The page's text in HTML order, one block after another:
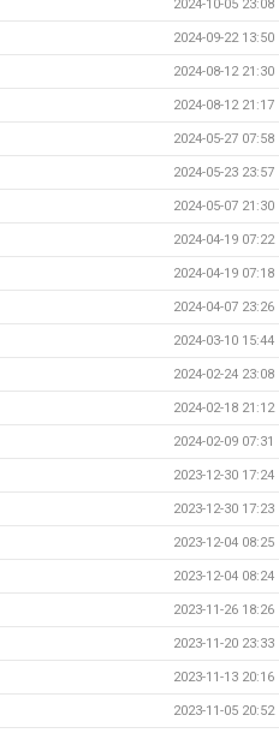
2024-10-05 23:08
2024-09-22 13:50
2024-08-12 21:30
2024-08-12 21:17
2024-05-27 07:58
2024-05-23 23:57
2024-05-07 21:30
2024-04-19 07:22
2024-04-19 07:18
2024-04-07 23:26
2024-03-10 15:44
2024-02-24 23:08
2024-02-18 21:12
2024-02-09 07:31
2023-12-30 17:24
2023-12-30 17:23
2023-12-04 08:25
2023-12-04 08:24
2023-11-26 18:26
2023-11-20 23:33
2023-11-13 20:16
2023-11-05 20:52